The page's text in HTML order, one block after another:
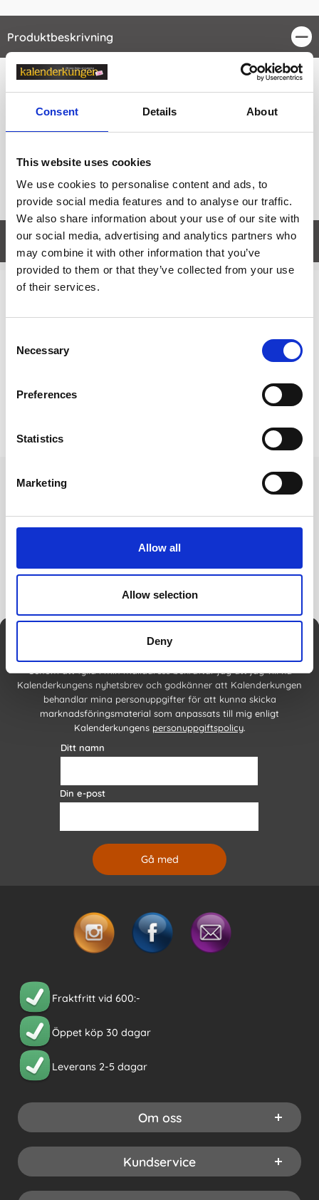
Consent Details About
This website uses cookies
We use cookies to personalise content and ads, to
provide social media features and to analyse our traffic.
We also share information about your use of our site with
our social media, advertising and analytics partners who
may combine it with other information that you’ve
provided to them or that they’ve collected from your use
of their services.
Selection
Necessary
Preferences
Statistics
Marketing
Allow all
Allow selection
Deny
Produktbeskrivning
Detta är en kvalitetspensel från Raphael som passar för
akrylmålning i högsta kvalitet. Syntetpensel Raphael
softacryl flat har långt grålackerat skaft.
Skaft: Långt
Egenskaper
Konstnärsmaterial /
Lägsta pris senaste 30 dagarna är 32 kr (2026-08-08)
Nyhetsbrev
Genom att fylla i min mailadress bekräftar jag att jag vill ha
Kalenderkungens nyhetsbrev och godkänner att Kalenderkungen
behandlar mina personuppgifter för att kunna skicka
marknadsföringsmaterial som anpassats till mig enligt
Kalenderkungens personuppgiftspolicy.
Ditt namn
Din e-post
Fraktfritt vid 600:-
Öppet köp 30 dagar
Leverans 2-5 dagar
Om oss
Kundservice